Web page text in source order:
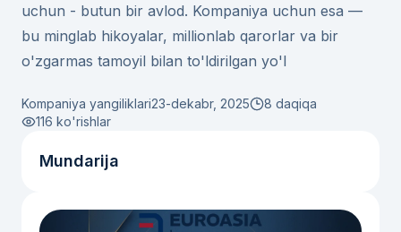
uchun - butun bir avlod. Kompaniya uchun esa —
bu minglab hikoyalar, millionlab qarorlar va bir
o'zgarmas tamoyil bilan to'ldirilgan yo'l
Kompaniya yangiliklari23-dekabr, 2025
8 daqiqa
116 ko'rishlar
Mundarija